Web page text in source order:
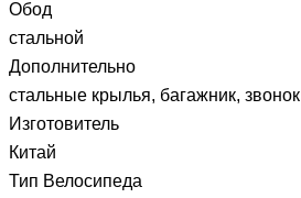
Обод
стальной
Дополнительно
стальные крылья, багажник, звонок
Изготовитель
Китай
Тип Велосипеда